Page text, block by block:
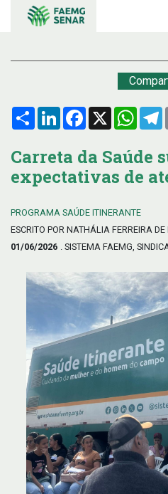
Compartilhar
LinkedInFacebook
X
Carreta da Saúde
expectativas de
PROGRAMA SAÚDE ITINERANTE
ESCRITO POR NATHÁLIA FERREIRA
01/06/2026 . SISTEMA FAEMG,